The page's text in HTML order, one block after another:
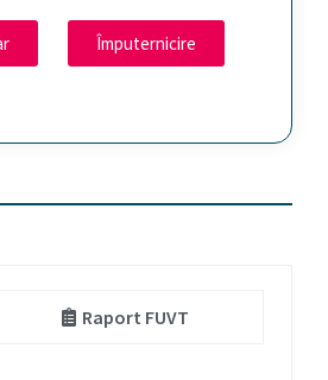
Împuternicire
Raport FUVT